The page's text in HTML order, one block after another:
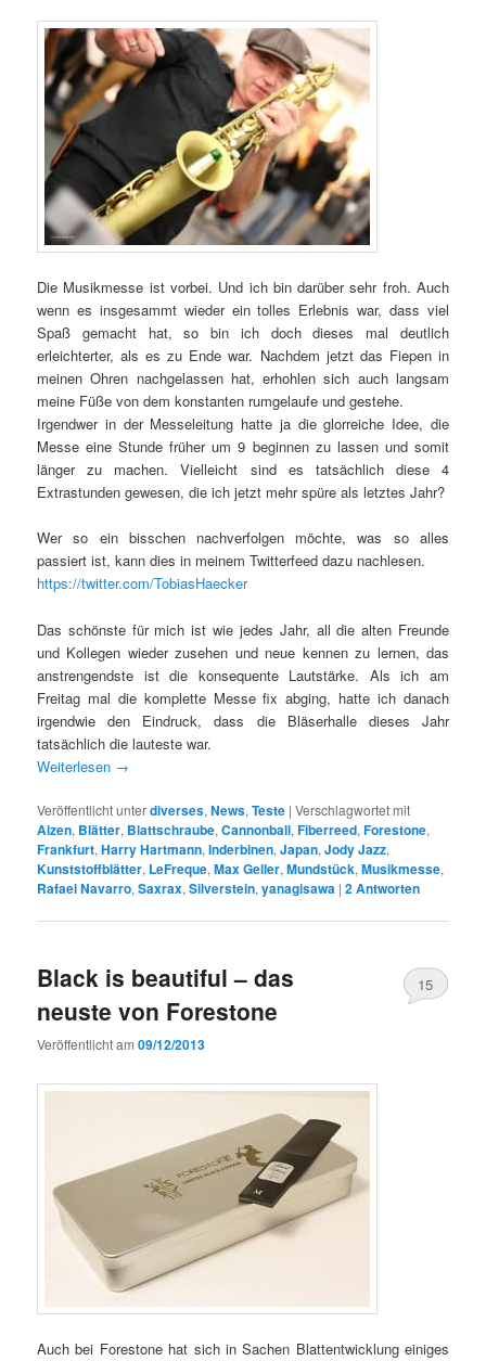
Die Musikmesse ist vorbei. Und ich bin darüber sehr froh. Auch
wenn es insgesammt wieder ein tolles Erlebnis war, dass viel
Spaß gemacht hat, so bin ich doch dieses mal deutlich
erleichterter, als es zu Ende war. Nachdem jetzt das Fiepen in
meinen Ohren nachgelassen hat, erhohlen sich auch langsam
meine Füße von dem konstanten rumgelaufe und gestehe.
Irgendwer in der Messeleitung hatte ja die glorreiche Idee, die
Messe eine Stunde früher um 9 beginnen zu lassen und somit
länger zu machen. Vielleicht sind es tatsächlich diese 4
Extrastunden gewesen, die ich jetzt mehr spüre als letztes Jahr?
Wer so ein bisschen nachverfolgen möchte, was so alles
passiert ist, kann dies in meinem Twitterfeed dazu nachlesen.
https://twitter.com/TobiasHaecker
Das schönste für mich ist wie jedes Jahr, all die alten Freunde
und Kollegen wieder zusehen und neue kennen zu lernen, das
anstrengendste ist die konsequente Lautstärke. Als ich am
Freitag mal die komplette Messe fix abging, hatte ich danach
irgendwie den Eindruck, dass die Bläserhalle dieses Jahr
tatsächlich die lauteste war.
Weiterlesen →
Veröffentlicht unterdiverses,News,Teste |Verschlagwortet mit
Aizen, Blätter, Blattschraube,Cannonball,Fiberreed,Forestone,
Frankfurt,Harry Hartmann,Inderbinen,Japan,Jody Jazz,
Kunststoffblätter, LeFreque,Max Geller,Mundstück,Musikmesse,
Rafael Navarro,Saxrax,Silverstein,yanagisawa |2Antworten
Black is beautiful – das
neuste von Forestone
Veröffentlicht am09/12/2013
15
Auch bei Forestone hat sich in Sachen Blattentwicklung einiges